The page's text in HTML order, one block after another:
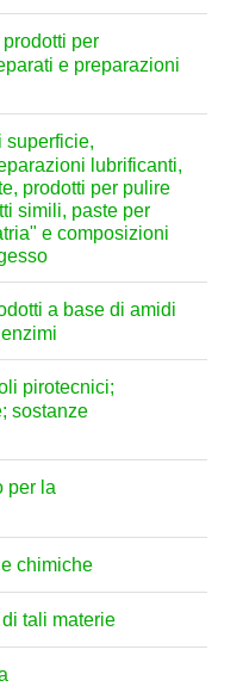
per
e preparazioni
superficie,
lubrificanti,
prodotti per pulire
simili, paste per
e composizioni
a base di amidi
pirotecnici;
sostanze
per la
chimiche
tali materie